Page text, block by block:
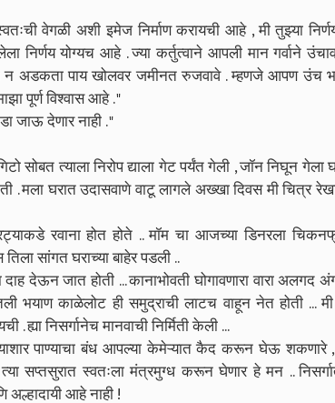
वेगळी अशी इमेज निर्माण करायची आहे , मी तुझ्या
योग्यच आहे . ज्या कर्तुत्वाने आपली मान गर्वाने
न अडकता पाय खोलवर जमीनत रुजवावे . म्हणजे आपण उंच
पूर्ण विश्वास आहे . "
जाऊ देणार नाही . "
सोबत त्याला निरोप द्याला गेट पर्यंत गेली , जॉन निघून गेला
. मला घरात उदासवाणे वाटू लागले अख्खा दिवस मी चित्र
रवाना होत होते .. मॉम चा आजच्या डिनरला
सांगत घराच्या बाहेर पडली ..
देऊन जात होती ... कानाभोवती घोगावणारा वारा अलगद
भयाण काळेलोट ही समुद्राची लाटच वाहून नेत होती ... मी
. ह्या निसर्गानेच मानवाची निर्मिती केली ...
पाण्याचा बंध आपल्या केमेऱ्यात कैद करून घेऊ शकणारे ,
सप्तसुरात स्वतःला मंत्रमुग्ध करून घेणार हे मन ..
आहे नाही !